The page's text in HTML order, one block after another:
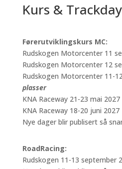
Kurs &
Førerutviklingskurs MC:
Rudskogen Motorcenter 11
Rudskogen Motorcenter 12
Rudskogen Motorcenter 11-
plasser
KNA Raceway 21-23 mai 2027
KNA Raceway 18-20 juni 2027
Nye dager blir publisert så
RoadRacing:
Rudskogen 11-13 september